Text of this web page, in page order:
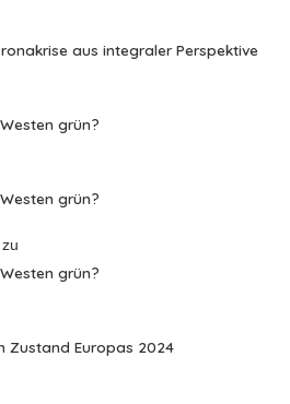
aus integraler Perspektive
grün?
grün?
zu
grün?
Zustand Europas 2024